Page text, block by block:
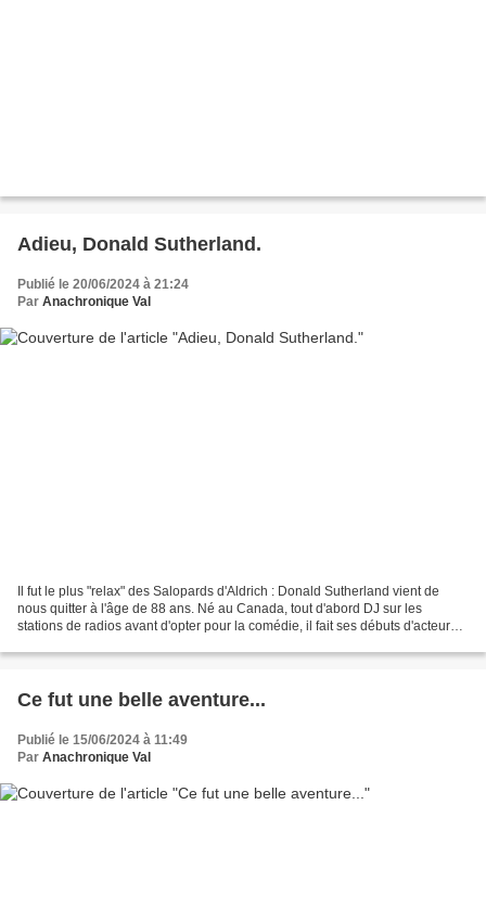
Adieu, Donald Sutherland.
Publié le 20/06/2024 à 21:24
Par Anachronique Val
Il fut le plus "relax" des Salopards d'Aldrich : Donald Sutherland vient de
nous quitter à l'âge de 88 ans. Né au Canada, tout d'abord DJ sur les
stations de radios avant d'opter pour la comédie, il fait ses débuts d'acteur
Ce fut une belle aventure...
Publié le 15/06/2024 à 11:49
Par Anachronique Val